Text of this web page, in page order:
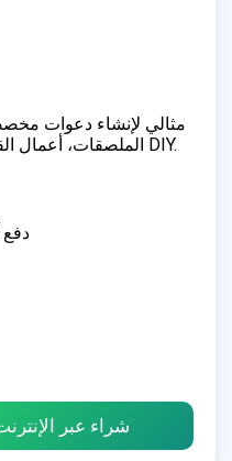
الملصقات، أعمال القص واللصق، تزيين الحفلات ذات الطابع الخاص، مشاريع DIY.
💳
شراء عبر